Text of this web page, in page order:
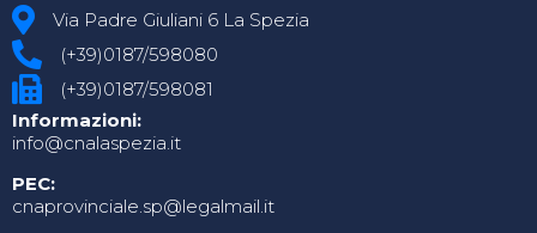
Via Padre Giuliani 6 La Spezia
(+39)0187/598080
(+39)0187/598081
Informazioni:
info@cnalaspezia.it
PEC:
cnaprovinciale.sp@legalmail.it